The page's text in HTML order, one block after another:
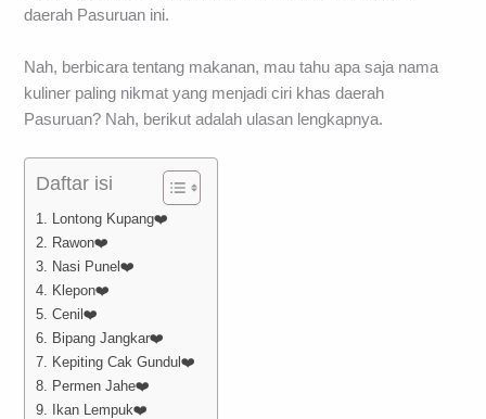
daerah Pasuruan ini.
Nah, berbicara tentang makanan, mau tahu apa saja nama
kuliner paling nikmat yang menjadi ciri khas daerah
Pasuruan? Nah, berikut adalah ulasan lengkapnya.
Daftar isi
1. Lontong Kupang❤️
2. Rawon❤️
3. Nasi Punel❤️
4. Klepon❤️
5. Cenil❤️
6. Bipang Jangkar❤️
7. Kepiting Cak Gundul❤️
8. Permen Jahe❤️
9. Ikan Lempuk❤️